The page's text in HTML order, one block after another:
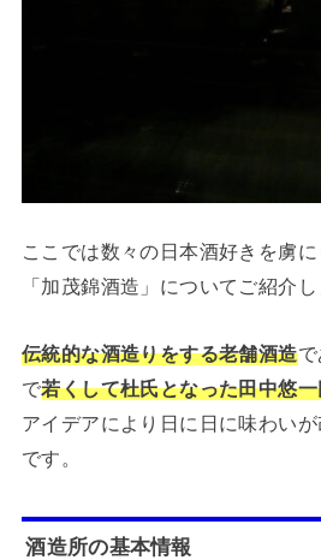
ここでは数々の日本酒好きを虜
「加茂錦酒造」についてご紹介し
伝統的な酒造りをする老舗酒造
で若くして杜氏となった田中悠
アイデアにより日に日に味わい
です。
酒造所の基本情報